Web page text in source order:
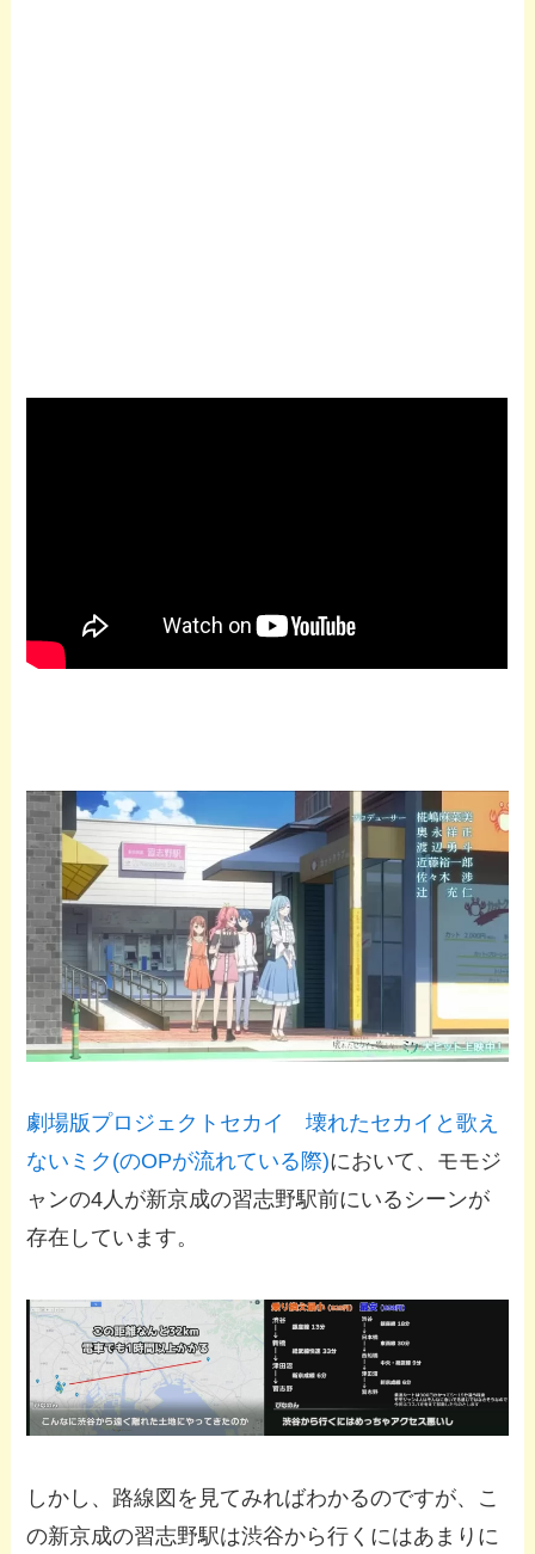
劇場版プロジェクトセカイ 壊れたセカイと歌え
ないミク(のOPが流れている際)において、モモジ
ャンの4人が新京成の習志野駅前にいるシーンが
存在しています。
しかし、路線図を見てみればわかるのですが、こ
の新京成の習志野駅は渋谷から行くにはあまりに